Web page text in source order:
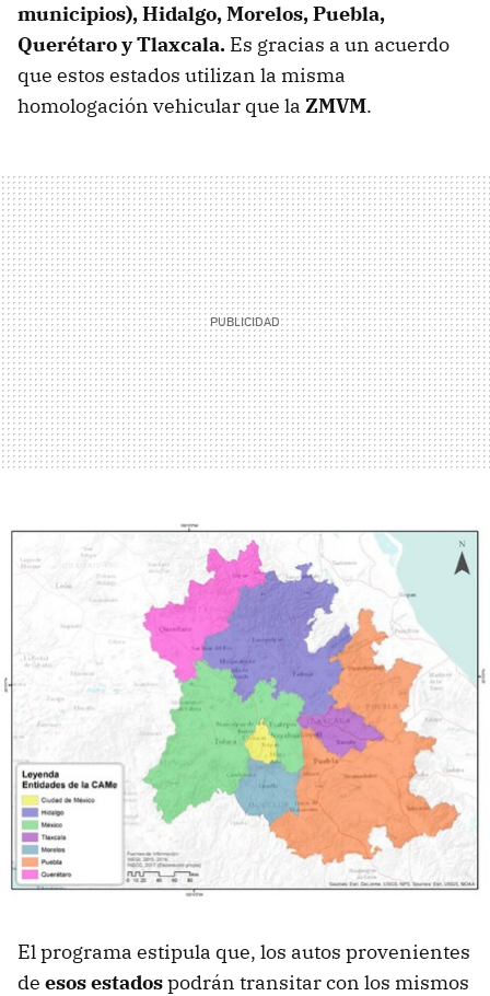
municipios), Hidalgo, Morelos, Puebla,
Querétaro y Tlaxcala. Es gracias a un acuerdo
que estos estados utilizan la misma
homologación vehicular que la ZMVM.
El programa estipula que, los autos provenientes
de esos estadospodrán transitar con los mismos